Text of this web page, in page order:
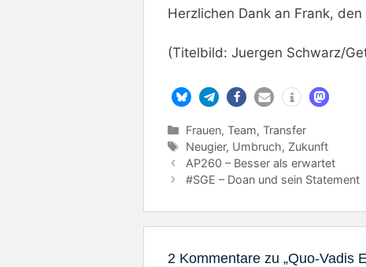
Herzlichen Dank an Frank,
(Titelbild: Juergen Schwarz/
Kategorien
Frauen,Team,Transfer
Schlagwörter
Neugier, Umbruch, Zukunft
AP260 – Besser als erwartet
#SGE – Doan und sein Statement
2 Kommentare zu „Quo-Vadis